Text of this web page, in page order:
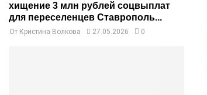
хищение 3 млн рублей соцвыплат
для переселенцев Ставрополь...
От Кристина Волкова 27.05.2026 0